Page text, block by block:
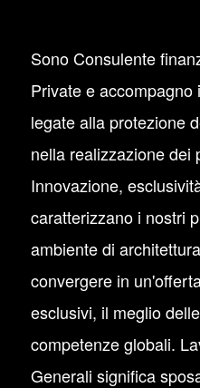
Sono Consulente
Private e
legate alla protezione
nella realizzazione dei
Innovazione,
caratterizzano i nostri
ambiente di
convergere in
esclusivi, il meglio
competenze globali.
Generali significa